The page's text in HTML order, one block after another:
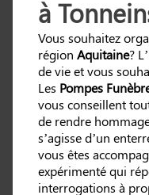
à
Vous souhaitez
région Aquitaine?
de vie et vous
Les Pompes
vous conseillent
de rendre
s’agisse d’un
vous êtes
expérimenté qui
interrogations à